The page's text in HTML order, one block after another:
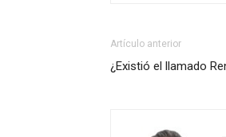
Artículo anterior
¿Existió el llamado